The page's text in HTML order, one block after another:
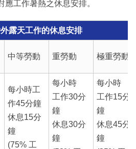
工作暑熱之休息安排。
露天工作的休息安排
中等勞動 重勞動 極重勞動
每小時工
作45分鐘
休息15分
鐘
(75% 工
每小時
工作30分
鐘
休息30分
鐘
每小時
工作15分
鐘
休息45分
鐘